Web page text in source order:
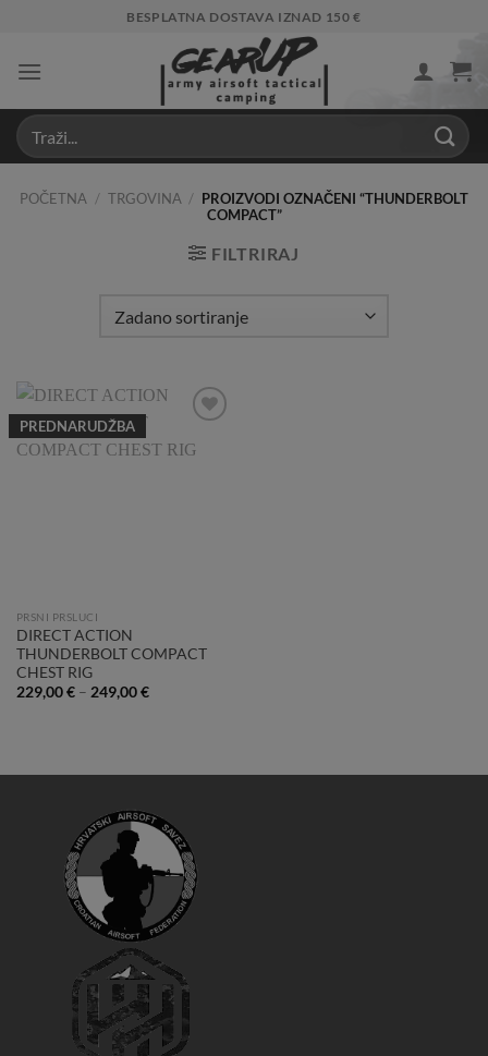
content
BESPLATNA DOSTAVA IZNAD 150 €
POČETNA / TRGOVINA / PROIZVODI OZNAČENI “THUNDERBOLT
COMPACT”
FILTRIRAJ
PREDNARUDŽBA
Wishlist
PRSNI PRSLUCI
DIRECT ACTION
THUNDERBOLT COMPACT
CHEST RIG
229,00€– 249,00€